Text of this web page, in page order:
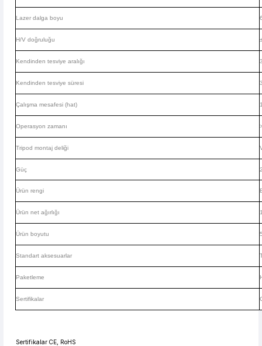
Lazer dalga boyu
H/V doğruluğu
Kendinden tesviye aralığı
Kendinden tesviye süresi
Çalışma mesafesi (hat)
Operasyon zamanı
Tripod montaj deliği
Güç
Ürün rengi
Ürün net ağırlığı
Ürün boyutu
Standart aksesuarlar
Paketleme
Sertifikalar
Sertifikalar CE, RoHS